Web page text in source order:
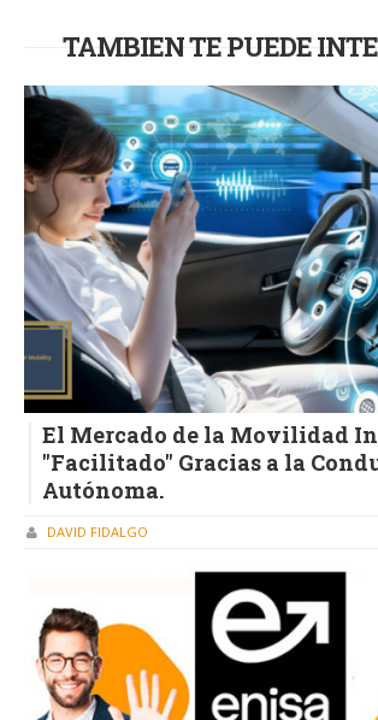
TAMBIEN TE PUEDE
El Mercado de la Movilidad
"Facilitado" Gracias a la
Autónoma.
DAVID FIDALGO